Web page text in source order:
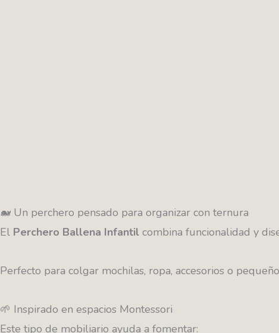
🐋 Un perchero pensado para organizar con ternura
El Perchero Ballena Infantil combina funcionalidad y
Perfecto para colgar mochilas, ropa, accesorios o
🌱 Inspirado en espacios Montessori
Este tipo de mobiliario ayuda a fomentar: